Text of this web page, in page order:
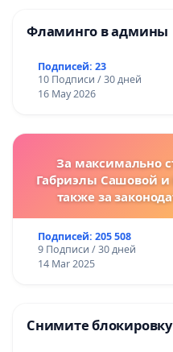
Фламинго в админы
Подписей: 23
10 Подписи / 30 дней
16 May 2026
За максимально
Габриэлы Сашовой и
также за
за
Подписей: 205 508
9 Подписи / 30 дней
14 Mar 2025
Снимите